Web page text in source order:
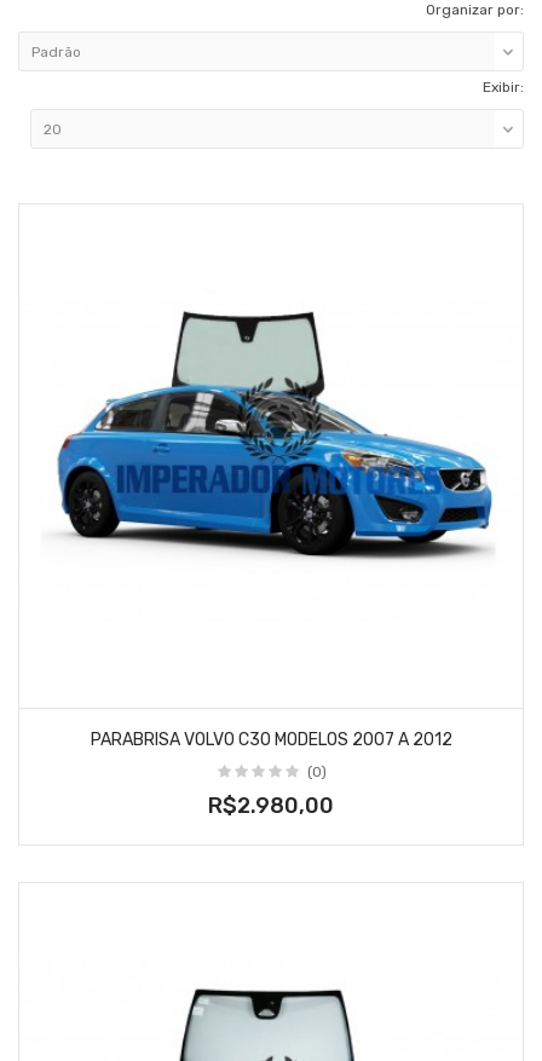
Organizar por:
Exibir:
PARABRISA VOLVO C30 MODELOS 2007 A 2012
(0)
R$2.980,00